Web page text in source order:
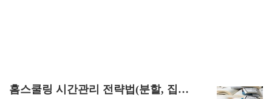
홈스쿨링 시간관리 전략법(분할, 집중, 기록)